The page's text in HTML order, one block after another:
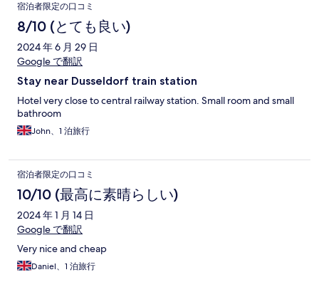
宿泊者限定の口コミ
8/10 (とても良い)
2024 年 6 月 29 日
Google で翻訳
Stay near Dusseldorf train station
Hotel very close to central railway station. Small room and small
bathroom
John、1 泊旅行
宿泊者限定の口コミ
10/10 (最高に素晴らしい)
2024 年 1 月 14 日
Google で翻訳
Very nice and cheap
Daniel、1 泊旅行